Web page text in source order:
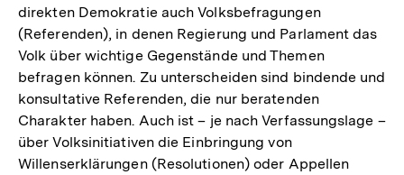
direkten Demokratie auch Volksbefragungen
(Referenden), in denen Regierung und Parlament das
Volk über wichtige Gegenstände und Themen
befragen können. Zu unterscheiden sind bindende und
konsultative Referenden, die nur beratenden
Charakter haben. Auch ist – je nach Verfassungslage –
über Volksinitiativen die Einbringung von
Willenserklärungen (Resolutionen) oder Appellen